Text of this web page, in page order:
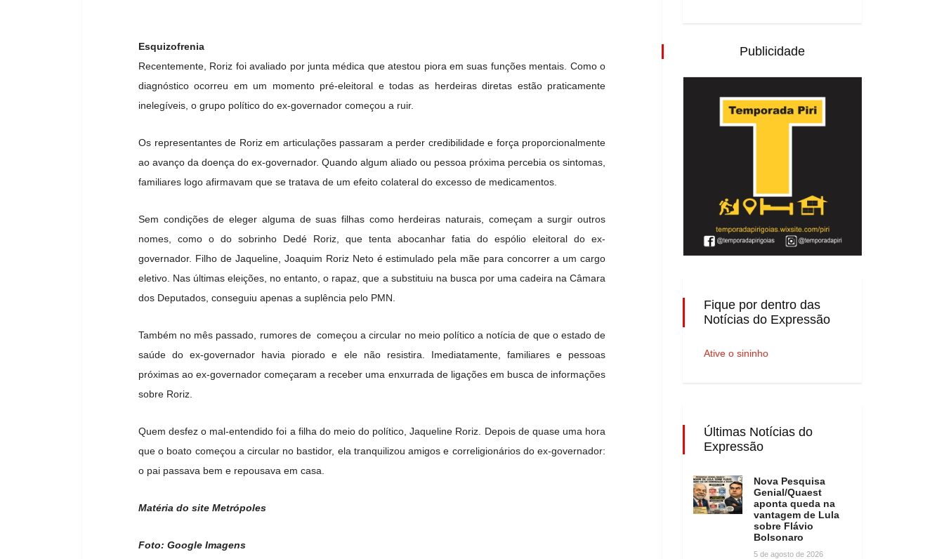
Esquizofrenia
Recentemente, Roriz foi avaliado por junta médica que atestou piora em suas funções mentais. Como o
diagnóstico ocorreu em um momento pré-eleitoral e todas as herdeiras diretas estão praticamente
inelegíveis, o grupo político do ex-governador começou a ruir.
Os representantes de Roriz em articulações passaram a perder credibilidade e força proporcionalmente
ao avanço da doença do ex-governador. Quando algum aliado ou pessoa próxima percebia os sintomas,
familiares logo afirmavam que se tratava de um efeito colateral do excesso de medicamentos.
Sem condições de eleger alguma de suas filhas como herdeiras naturais, começam a surgir outros
nomes, como o do sobrinho Dedé Roriz, que tenta abocanhar fatia do espólio eleitoral do ex-
governador. Filho de Jaqueline, Joaquim Roriz Neto é estimulado pela mãe para concorrer a um cargo
eletivo. Nas últimas eleições, no entanto, o rapaz, que a substituiu na busca por uma cadeira na Câmara
dos Deputados, conseguiu apenas a suplência pelo PMN.
Também no mês passado, rumores de começou a circular no meio político a notícia de que o estado de
saúde do ex-governador havia piorado e ele não resistira. Imediatamente, familiares e pessoas
próximas ao ex-governador começaram a receber uma enxurrada de ligações em busca de informações
sobre Roriz.
Quem desfez o mal-entendido foi a filha do meio do político, Jaqueline Roriz. Depois de quase uma hora
que o boato começou a circular no bastidor, ela tranquilizou amigos e correligionários do ex-governador:
o pai passava bem e repousava em casa.
Matéria do site Metrópoles
Foto: Google Imagens
Publicidade
Fique por dentro das
Notícias do Expressão
Ative o sininho
Últimas Notícias do
Expressão
Nova Pesquisa
Genial/Quaest
aponta queda na
vantagem de Lula
sobre Flávio
Bolsonaro
5 de agosto de 2026